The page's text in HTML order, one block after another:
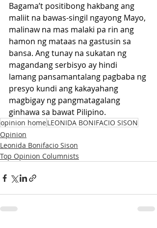
Bagama’t positibong hakbang ang
maliit na bawas-singil ngayong Mayo,
malinaw na mas malaki pa rin ang
hamon ng mataas na gastusin sa
bansa. Ang tunay na sukatan ng
magandang serbisyo ay hindi
lamang pansamantalang pagbaba ng
presyo kundi ang kakayahang
magbigay ng pangmatagalang
ginhawa sa bawat Pilipino.
opinion homeLEONIDA BONIFACIO SISON
Opinion
Leonida Bonifacio Sison
Top Opinion Columnists